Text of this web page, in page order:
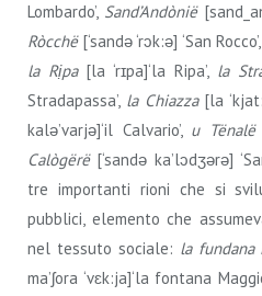
Lombardo’, Sand’Andònië
Ròcchë[‘sandǝ ‘rɔk:ǝ] ‘San Rocco’,
la Rịpa[la ‘rɪpa]‘la Ripa’, la
Stradapassa’, la Chiazza[la
kalǝ’varjǝ]‘il Calvario’, u
Calògërë[‘sandǝ ka’lɔdʒǝrǝ]
tre importanti rioni che si
pubblici, elemento che
nel tessuto sociale: la fundana
ma’ʃora ‘vɛk:ja]‘la fontana